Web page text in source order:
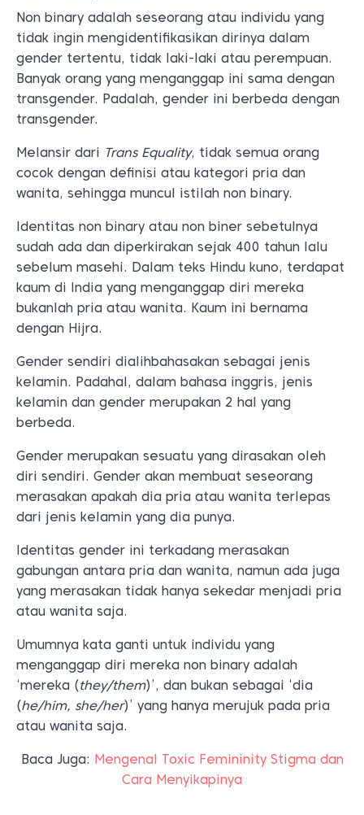
Non binary adalah seseorang atau individu yang
tidak ingin mengidentifikasikan dirinya dalam
gender tertentu, tidak laki-laki atau perempuan.
Banyak orang yang menganggap ini sama dengan
transgender. Padalah, gender ini berbeda dengan
transgender.
Melansir dari Trans Equality, tidak semua orang
cocok dengan definisi atau kategori pria dan
wanita, sehingga muncul istilah non binary.
Identitas non binary atau non biner sebetulnya
sudah ada dan diperkirakan sejak 400 tahun lalu
sebelum masehi. Dalam teks Hindu kuno, terdapat
kaum di India yang menganggap diri mereka
bukanlah pria atau wanita. Kaum ini bernama
dengan Hijra.
Gender sendiri dialihbahasakan sebagai jenis
kelamin. Padahal, dalam bahasa inggris, jenis
kelamin dan gender merupakan 2 hal yang
berbeda.
Gender merupakan sesuatu yang dirasakan oleh
diri sendiri. Gender akan membuat seseorang
merasakan apakah dia pria atau wanita terlepas
dari jenis kelamin yang dia punya.
Identitas gender ini terkadang merasakan
gabungan antara pria dan wanita, namun ada juga
yang merasakan tidak hanya sekedar menjadi pria
atau wanita saja.
Umumnya kata ganti untuk individu yang
menganggap diri mereka non binary adalah
‘mereka (they/them)’, dan bukan sebagai ‘dia
(he/him, she/her)’ yang hanya merujuk pada pria
atau wanita saja.
Baca Juga: Mengenal Toxic Femininity Stigma dan
Cara Menyikapinya